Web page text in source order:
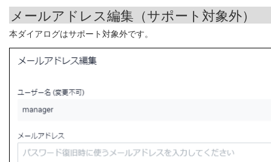
メールアドレス編集（サポート対象外）
本ダイアログはサポート対象外です。